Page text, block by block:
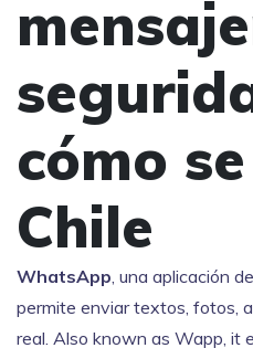
cómo
Chile
WhatsApp, una aplicación
permite enviar textos, fotos,
real. Also known as Wapp, it